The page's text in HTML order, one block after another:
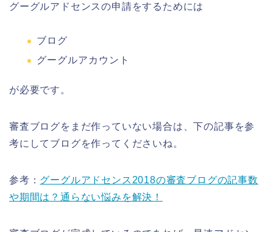
グーグルアドセンスの申請をするためには
ブログ
グーグルアカウント
が必要です。
審査ブログをまだ作っていない場合は、下の記事を参
考にしてブログを作ってくださいね。
参考： グーグルアドセンス2018の審査ブログの記事数
や期間は？通らない悩みを解決！